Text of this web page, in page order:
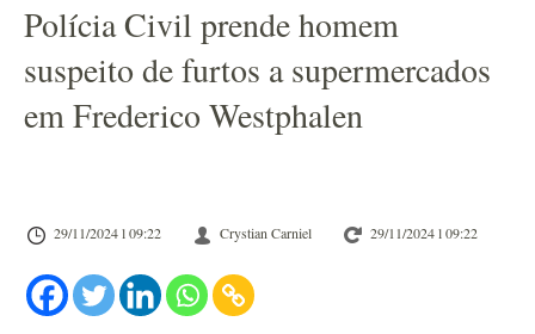
Polícia Civil prende homem
suspeito de furtos a supermercados
em Frederico Westphalen
29/11/2024 l 09:22 Crystian Carniel 29/11/2024 l 09:22